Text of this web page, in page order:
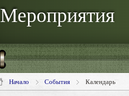
Мероприятия
Начало События Календарь